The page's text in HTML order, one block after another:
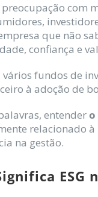
preocupação com
que não
confiança e
vários fundos de
à adoção de
entendero
relacionado
na gestão.
ESG